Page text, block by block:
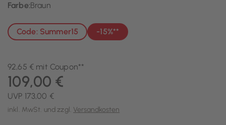
Farbe:Braun
Code: Summer15 -15%**
92,65 € mit Coupon**
UVP 173,00 €
109,00 €
inkl. MwSt. und zzgl. Versandkosten